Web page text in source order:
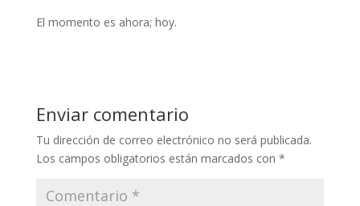
El momento es ahora; hoy.
Enviar comentario
Tu dirección de correo electrónico no será publicada.
Los campos obligatorios están marcados con *